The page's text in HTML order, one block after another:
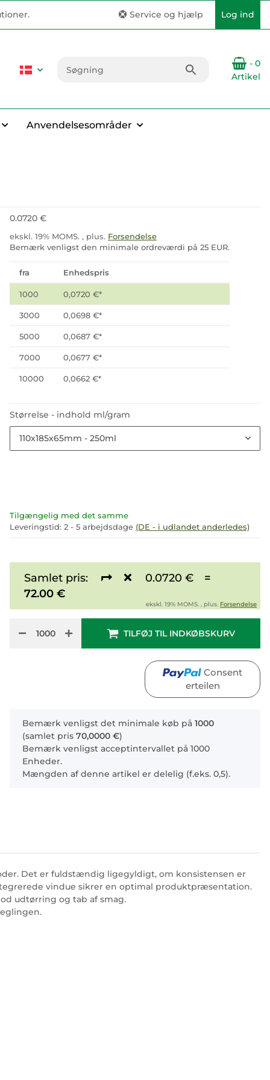
Service og hjælp Log ind
- 0
Artikel
Anvendelsesområder
Tilgængelig med det samme
Leveringstid: 2 - 5 arbejdsdage (DE - i udlandet anderledes)
0.0720 €
ekskl. 19% MOMS. , plus. Forsendelse
Bemærk venligst den minimale ordreværdi på 25 EUR.
fra Enhedspris
1000 0,0720 €*
3000 0,0698 €*
5000 0,0687 €*
7000 0,0677 €*
10000 0,0662 €*
Størrelse - indhold ml/gram
110x185x65mm - 250ml
Samlet pris: 0.0720 €
=
72.00 €
ekskl. 19% MOMS. , plus. Forsendelse
TILFØJ TIL INDKØBSKURV
Consent
erteilen
x
Bemærk venligst det minimale køb på 1000
(samlet pris 70,0000 €)
Bemærk venligst acceptintervallet på 1000
Enheder.
Mængden af denne artikel er delelig (f.eks. 0,5).
Det er fuldstændig ligegyldigt, om konsistensen er
vindue sikrer en optimal produktpræsentation.
udtørring og tab af smag.